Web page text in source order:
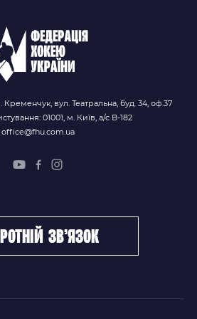
Кременчук, вул. Театральна, буд. 34, оф.37
01001, м. Київ, а/с В-182
office@fhu.com.ua
зв’язок